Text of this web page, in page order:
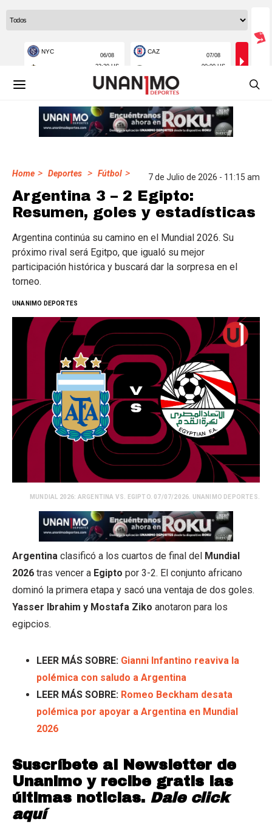
Home > Deportes > Fútbol > 7 de Julio de 2026 - 11:15 am
Argentina 3 – 2 Egipto:
Resumen, goles y estadísticas
Argentina continúa su camino en el Mundial 2026. Su
próximo rival será Egitpo, que igualó su mejor
participación histórica y buscará dar la sorpresa en el
torneo.
UNANIMO DEPORTES
MUNDIAL 2026: ARGENTINA VS. EGIPTO. 07/07/2026. UNANIMO DEPORTES.
Argentina clasificó a los cuartos de final del Mundial
2026 tras vencer a Egipto por 3-2. El conjunto africano
dominó la primera etapa y sacó una ventaja de dos goles.
Yasser Ibrahim y Mostafa Ziko anotaron para los
egipcios.
LEER MÁS SOBRE: Gianni Infantino reaviva la
polémica con saludo a Argentina
LEER MÁS SOBRE: Romeo Beckham desata
polémica por apoyar a Argentina en Mundial
2026
Suscríbete al Newsletter de
Unanimo y recibe gratis las
últimas noticias. Dale click
aquí